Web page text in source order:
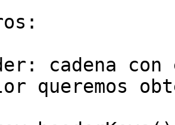
cadena
queremos